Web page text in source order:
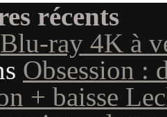
récents
Blu-ray 4K à
Obsession :
+ baisse